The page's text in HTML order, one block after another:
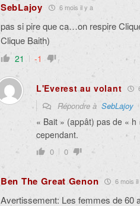
SebLajoy 6 mois il y a
pas si pire que ca…on respire
Clique Baith)
21 -1
L'Everest au volant
Répondre à SebLajoy
« Bait » (appât) pas de «
cependant.
0 0
Ben The Great Genon 6 mois
Avertissement: Les femmes de 60